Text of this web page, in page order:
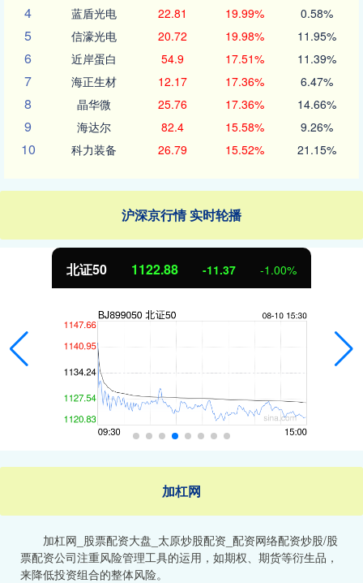
4 蓝盾光电 22.81 19.99% 0.58%
5 信濠光电 20.72 19.98% 11.95%
6 近岸蛋白 54.9 17.51% 11.39%
7 海正生材 12.17 17.36% 6.47%
8 晶华微 25.76 17.36% 14.66%
9 海达尔 82.4 15.58% 9.26%
10 科力装备 26.79 15.52% 21.15%
沪深京行情 实时轮播
北证50 1122.88 -11.37 -1.00%
加杠网
加杠网_股票配资大盘_太原炒股配资_配资网络配资炒股/股
票配资公司注重风险管理工具的运用，如期权、期货等衍生品，
来降低投资组合的整体风险。